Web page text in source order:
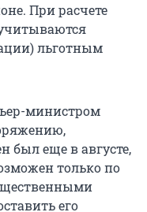
При расчете
льготным
министром
был еще в августе,
только по
его